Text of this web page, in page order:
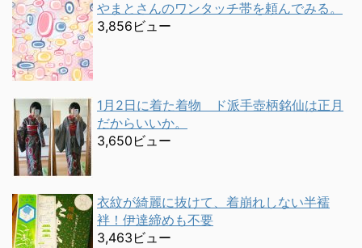
やまとさんのワンタッチ帯を頼んでみる。
3,856ビュー
1月2日に着た着物 ド派手壺柄銘仙は正月
だからいいか。
3,650ビュー
衣紋が綺麗に抜けて、着崩れしない半襦
袢！伊達締めも不要
3,463ビュー